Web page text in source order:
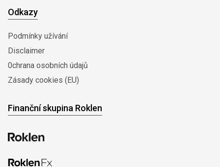
Odkazy
Podmínky užívání
Disclaimer
0chrana osobních údajů
Zásady cookies (EU)
Finanční skupina Roklen